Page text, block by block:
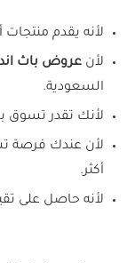
لأنه يقدم منتجات أصلية 100%
لأن عروض باث اند
السعودية.
لأنك تقدر تسوق
لأن عندك فرصة
أكثر.
لأنه حاصل على